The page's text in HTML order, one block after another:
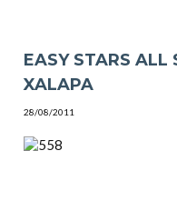
EASY STARS ALL
XALAPA
28/08/2011